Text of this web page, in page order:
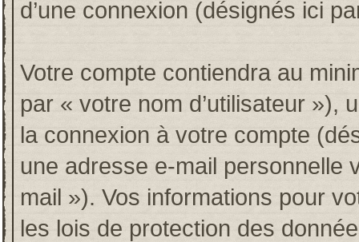
d’une connexion (désignés ici
Votre compte contiendra au
par « votre nom d’utilisateur »),
la connexion à votre compte
une adresse e-mail personnelle
mail »). Vos informations pour
les lois de protection des